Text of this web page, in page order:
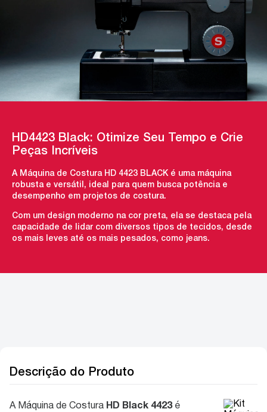
HD4423 Black: Otimize Seu Tempo e Crie
Peças Incríveis
A Máquina de Costura HD 4423 BLACK é uma máquina
robusta e versátil, ideal para quem busca potência e
desempenho em projetos de costura.
Com um design moderno na cor preta, ela se destaca pela
capacidade de lidar com diversos tipos de tecidos, desde
os mais leves até os mais pesados, como jeans.
Descrição do Produto
A Máquina de Costura HD Black 4423é